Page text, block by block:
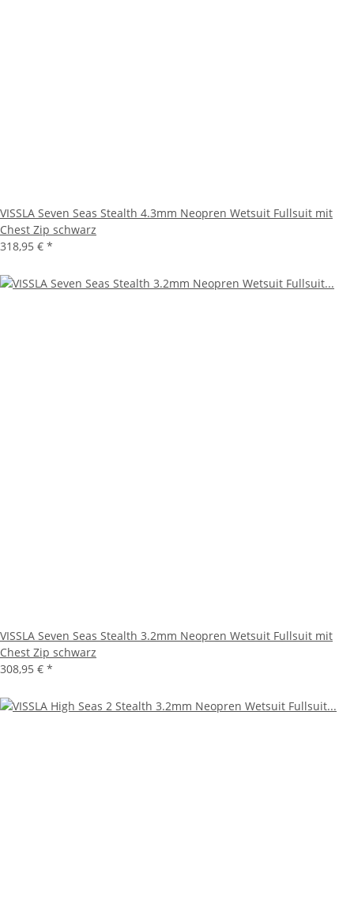
VISSLA Seven Seas Stealth 4.3mm Neopren Wetsuit Fullsuit mit
Chest Zip schwarz
318,95 € *
VISSLA Seven Seas Stealth 3.2mm Neopren Wetsuit Fullsuit mit
Chest Zip schwarz
308,95 € *